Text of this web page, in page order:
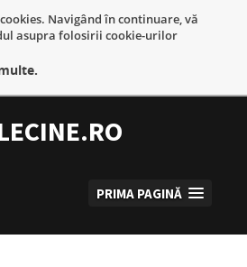
Navigând în continuare, vă
asupra folosirii cookie-urilor
conținut
PRIMA PAGINĂ